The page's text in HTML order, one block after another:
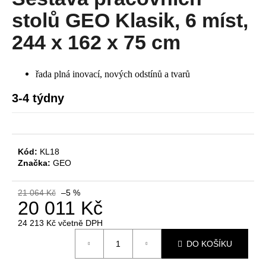
z
5
hvězdiček.
stolů GEO Klasik, 6 míst,
244 x 162 x 75 cm
řada plná inovací, nových odstínů a tvarů
3-4 týdny
Kód: KL18
Značka: GEO
21 064 Kč –5 %
20 011 Kč
24 213 Kč včetně DPH
DO KOŠÍKU
a
j
í
D
o
p
o